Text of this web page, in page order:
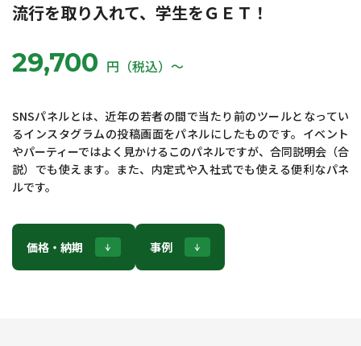
流行を取り入れて、学生をＧＥＴ！
29,700 円（税込）〜
SNSパネルとは、近年の若者の間で当たり前のツールとなってい
るインスタグラムの投稿画面をパネルにしたものです。イベント
やパーティーではよく見かけるこのパネルですが、合同説明会（合
説）でも使えます。また、内定式や入社式でも使える便利なパネ
ルです。
価格・納期 事例